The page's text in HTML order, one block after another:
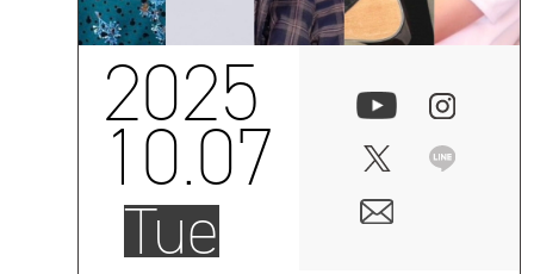
2025
10.07
Tue